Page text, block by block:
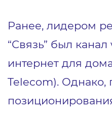
Ранее, лидером
“Связь” был канал
интернет для
Telecom). Однако,